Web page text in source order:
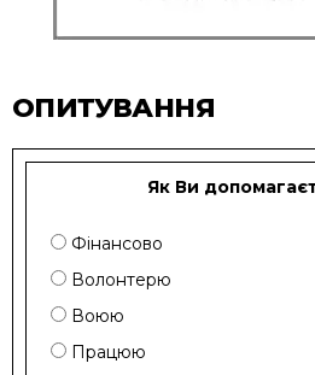
ОПИТУВАННЯ
Як Ви
Фінансово
Волонтерю
Воюю
Працюю